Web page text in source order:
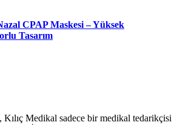
CPAP Maskesi – Yüksek
Tasarım
Kılıç Medikal sadece bir medikal tedarikçisi